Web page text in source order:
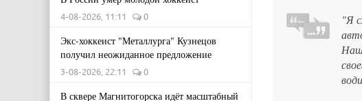
4-08-2026, 11:11 0
Экс-хоккеист "Металлурга" Кузнецов
получил неожиданное предложение
3-08-2026, 22:11 0
В сквере Магнитогорска идёт масштабный
"Я
Наш